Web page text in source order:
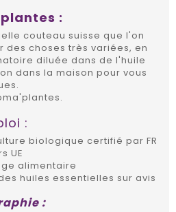
:
couteau suisse que l'on
des choses très variées, en
diluée dans de l'huile
dans la maison pour vous
:
biologique certifié par FR
UE
alimentaire
huiles essentielles sur avis
: